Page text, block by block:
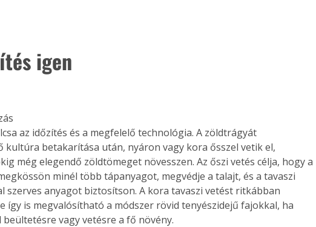
egyedi
vagy
is
Bárhol,
élve
az
A
igen
az időzítés és a megfelelő technológia. A zöldtrágyát
kultúra betakarítása után, nyáron vagy kora ősszel vetik el,
még elegendő zöldtömeget növesszen. Az őszi vetés célja, hogy a
minél több tápanyagot, megvédje a talajt, és a tavaszi
szerves anyagot biztosítson. A kora tavaszi vetést ritkábban
így is megvalósítható a módszer rövid tenyészidejű fajokkal, ha
vagy vetésre a fő növény.